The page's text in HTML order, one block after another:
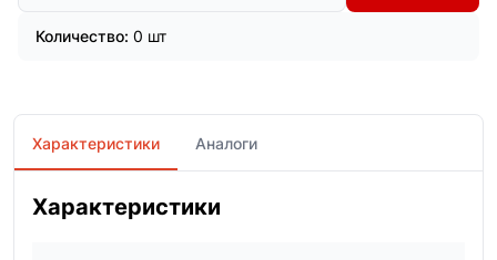
Количество: 0 шт
Характеристики Аналоги
Характеристики